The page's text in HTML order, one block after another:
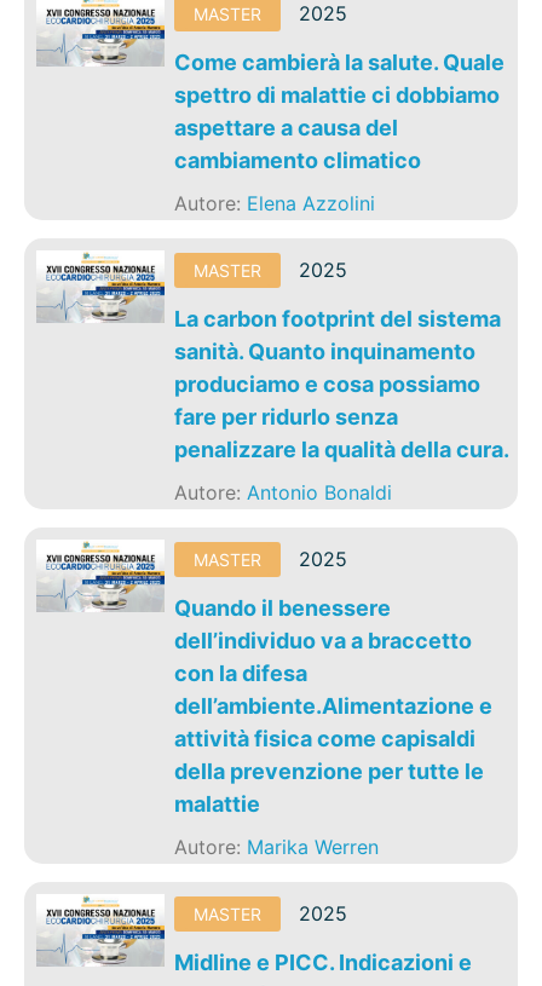
MASTER 2025
Come cambierà la salute. Quale
spettro di malattie ci dobbiamo
aspettare a causa del
cambiamento climatico
Autore: Elena Azzolini
MASTER 2025
La carbon footprint del sistema
sanità. Quanto inquinamento
produciamo e cosa possiamo
fare per ridurlo senza
penalizzare la qualità della cura.
Autore:Antonio Bonaldi
MASTER 2025
Quando il benessere
dell’individuo va a braccetto
con la difesa
dell’ambiente.Alimentazione e
attività fisica come capisaldi
della prevenzione per tutte le
malattie
Autore: Marika Werren
MASTER 2025
Midline e PICC. Indicazioni e